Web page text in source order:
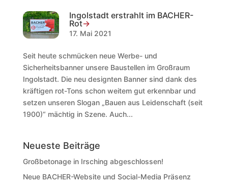
Ingolstadt erstrahlt im BACHER-
Rot
17. Mai 2021
Seit heute schmücken neue Werbe- und
Sicherheitsbanner unsere Baustellen im Großraum
Ingolstadt. Die neu designten Banner sind dank des
kräftigen rot-Tons schon weitem gut erkennbar und
setzen unseren Slogan „Bauen aus Leidenschaft (seit
1900)“ mächtig in Szene. Auch...
Neueste Beiträge
Großbetonage in Irsching abgeschlossen!
Neue BACHER-Website und Social-Media Präsenz